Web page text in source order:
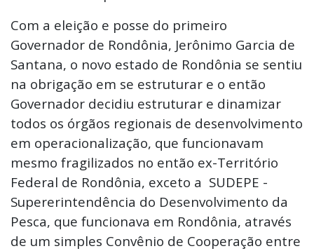
Com a eleição e posse do primeiro
Governador de Rondônia, Jerônimo Garcia de
Santana, o novo estado de Rondônia se sentiu
na obrigação em se estruturar e o então
Governador decidiu estruturar e dinamizar
todos os órgãos regionais de desenvolvimento
em operacionalização, que funcionavam
mesmo fragilizados no então ex-Território
Federal de Rondônia, exceto a SUDEPE -
Supererintendência do Desenvolvimento da
Pesca, que funcionava em Rondônia, através
de um simples Convênio de Cooperação entre